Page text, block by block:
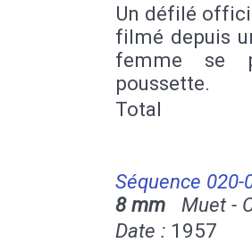
Un défilé
filmé depuis
femme se
poussette.
Total
Séquence 020-
8 mm Muet -
Date : 1957